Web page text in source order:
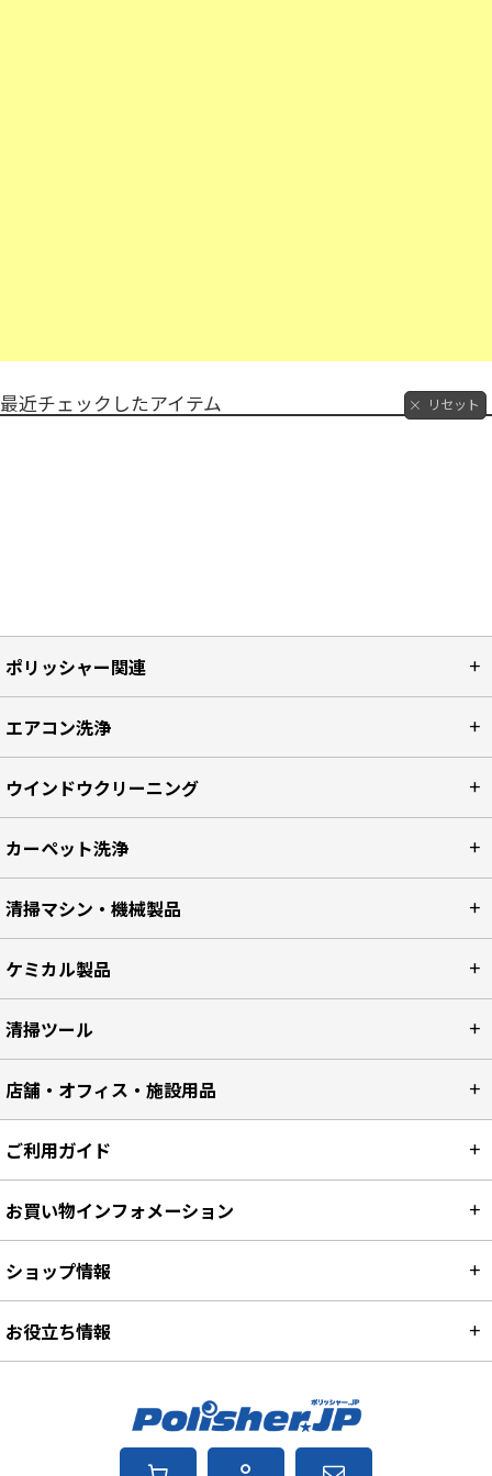
最近チェックしたアイテム リセット
ポリッシャー関連
エアコン洗浄
ウインドウクリーニング
カーペット洗浄
清掃マシン・機械製品
ケミカル製品
清掃ツール
店舗・オフィス・施設用品
ご利用ガイド
お買い物インフォメーション
ショップ情報
お役立ち情報